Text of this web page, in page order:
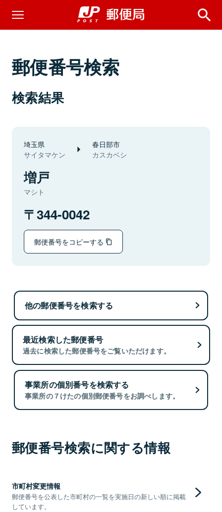
郵便番号検索
検索結果
埼玉県
サイタマケン
春日部市
カスカベシ
増戸
マシト
344-0042
郵便番号をコピーする
他の郵便番号を検索する
最近検索した郵便番号
過去に検索した郵便番号をご覧いただけます。
事業所の個別番号を検索する
事業所の７けたの個別郵便番号をお調べします。
郵便番号検索に関する情報
市町村変更情報
郵便番号を公表した市町村の一覧を実施日の新しい順に掲載
しています。